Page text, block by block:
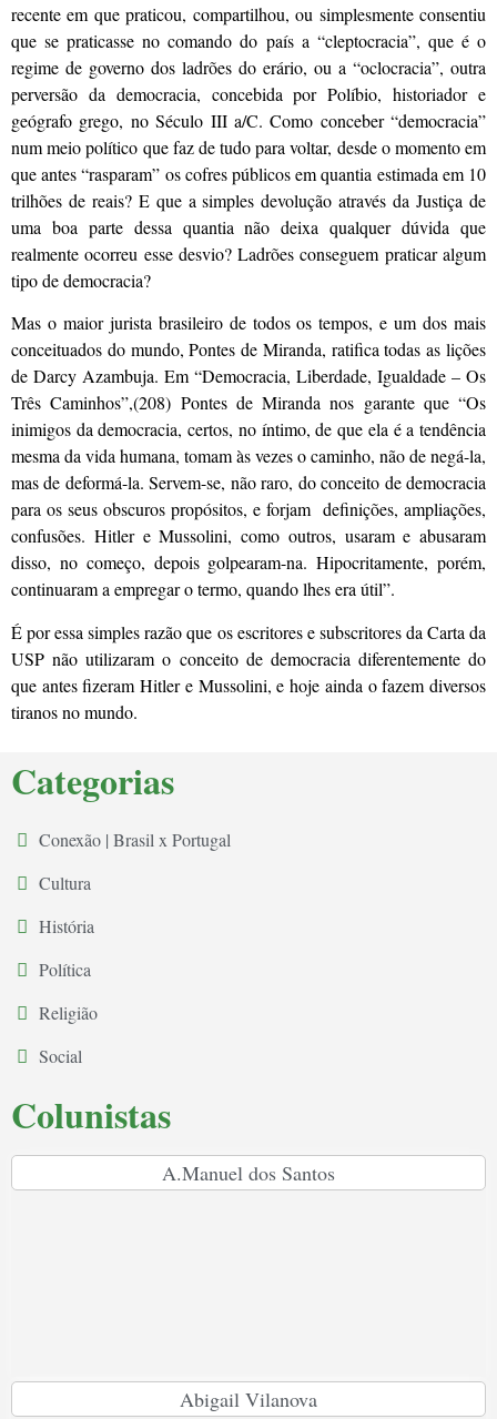
recente em que praticou, compartilhou, ou simplesmente consentiu
que se praticasse no comando do país a “cleptocracia”, que é o
regime de governo dos ladrões do erário, ou a “oclocracia”, outra
perversão da democracia, concebida por Políbio, historiador e
geógrafo grego, no Século III a/C. Como conceber “democracia”
num meio político que faz de tudo para voltar, desde o momento em
que antes “rasparam” os cofres públicos em quantia estimada em 10
trilhões de reais? E que a simples devolução através da Justiça de
uma boa parte dessa quantia não deixa qualquer dúvida que
realmente ocorreu esse desvio? Ladrões conseguem praticar algum
tipo de democracia?
Mas o maior jurista brasileiro de todos os tempos, e um dos mais
conceituados do mundo, Pontes de Miranda, ratifica todas as lições
de Darcy Azambuja. Em “Democracia, Liberdade, Igualdade – Os
Três Caminhos”,(208) Pontes de Miranda nos garante que “Os
inimigos da democracia, certos, no íntimo, de que ela é a tendência
mesma da vida humana, tomam às vezes o caminho, não de negá-la,
mas de deformá-la. Servem-se, não raro, do conceito de democracia
para os seus obscuros propósitos, e forjam definições, ampliações,
confusões. Hitler e Mussolini, como outros, usaram e abusaram
disso, no começo, depois golpearam-na. Hipocritamente, porém,
continuaram a empregar o termo, quando lhes era útil”.
É por essa simples razão que os escritores e subscritores da Carta da
USP não utilizaram o conceito de democracia diferentemente do
que antes fizeram Hitler e Mussolini, e hoje ainda o fazem diversos
tiranos no mundo.
Categorias
Conexão | Brasil x Portugal
Cultura
História
Política
Religião
Social
Colunistas
A.Manuel dos Santos
Abigail Vilanova